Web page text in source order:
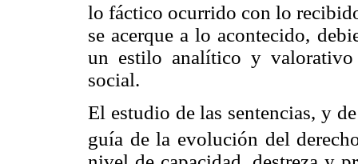
lo fáctico ocurrido con lo
se acerque a lo acontecido,
un estilo analítico y
social.
El estudio de las sentencias, y
guía de la evolución del